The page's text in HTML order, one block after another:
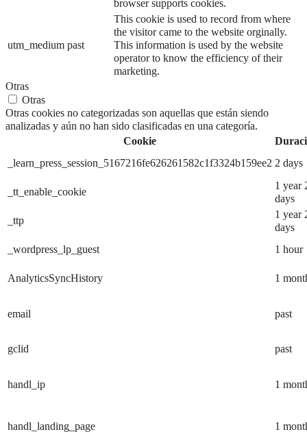
browser supports cookies.
utm_medium past
This cookie is used to record from where
the visitor came to the website orginally.
This information is used by the website
operator to know the efficiency of their
marketing.
Otras
Otras
Otras cookies no categorizadas son aquellas que están siendo
analizadas y aún no han sido clasificadas en una categoría.
Cookie
_learn_press_session_5167216fe626261582c1f3324b159ee2 2 days
_tt_enable_cookie
1 year
days
_ttp
1 year
days
_wordpress_lp_guest
1 hour
AnalyticsSyncHistory 1
email past
gclid past
handl_ip 1
handl_landing_page 1